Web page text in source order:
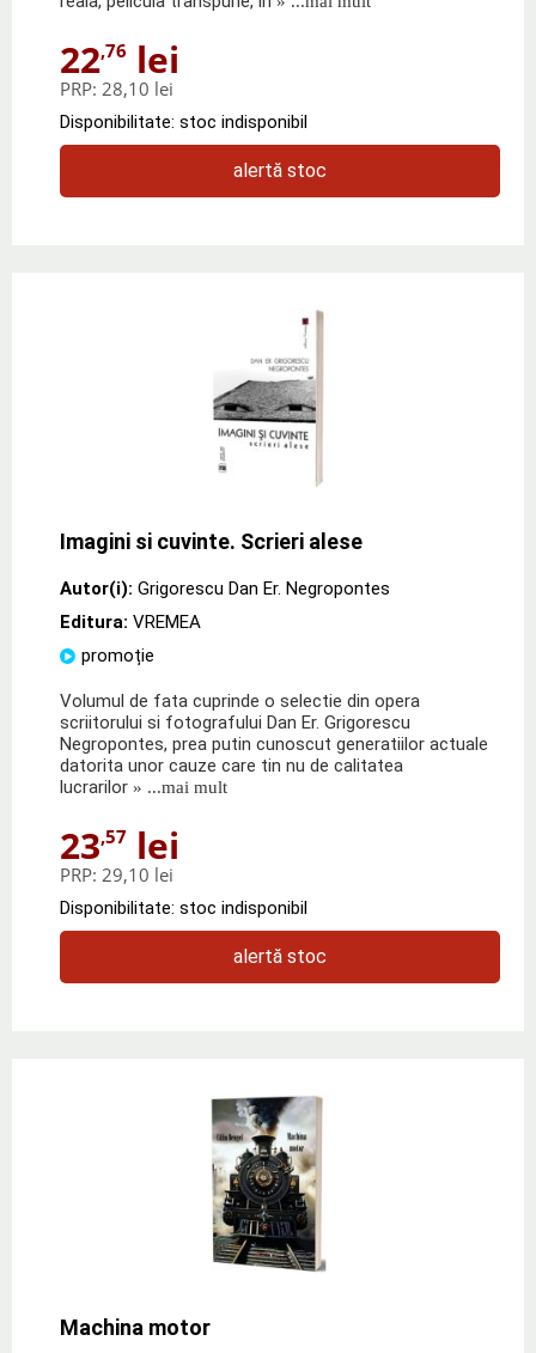
22,76 lei
PRP: 28,10 lei
Disponibilitate: stoc indisponibil
alertă stoc
Imagini si cuvinte. Scrieri alese
Autor(i): Grigorescu Dan Er. Negropontes
Editura: VREMEA
promoție
Volumul de fata cuprinde o selectie din opera
scriitorului si fotografului Dan Er. Grigorescu
Negropontes, prea putin cunoscut generatiilor actuale
datorita unor cauze care tin nu de calitatea
lucrarilor » ...mai mult
23,57 lei
PRP: 29,10 lei
Disponibilitate: stoc indisponibil
alertă stoc
Machina motor